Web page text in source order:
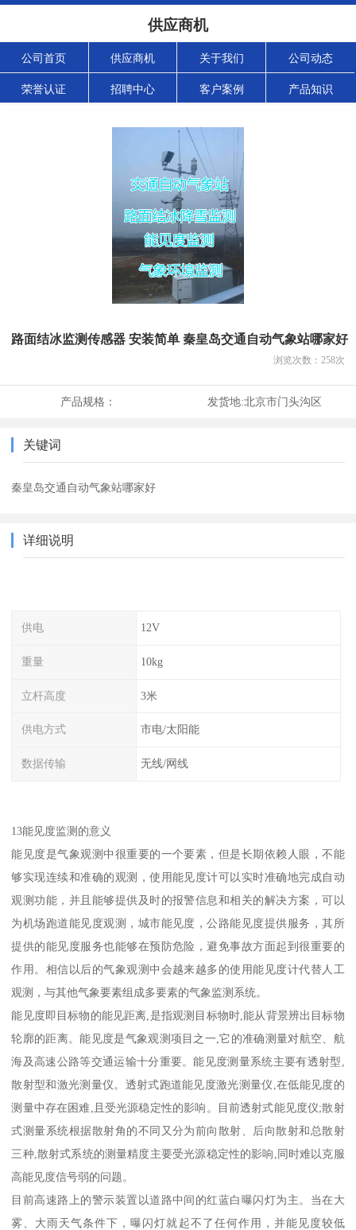
供应商机
公司首页 供应商机 关于我们 公司动态
荣誉认证 招聘中心 客户案例 产品知识
路面结冰监测传感器 安装简单 秦皇岛交通自动气象站哪家好
浏览次数： 258次
产品规格： 发货地:北京市门头沟区
关键词
秦皇岛交通自动气象站哪家好
详细说明
供电 12V
重量 10kg
立杆高度 3米
供电方式 市电/太阳能
数据传输 无线/网线
13能见度监测的意义
能见度是气象观测中很重要的一个要素，但是长期依赖人眼，不能
够实现连续和准确的观测，使用能见度计可以实时准确地完成自动
观测功能，并且能够提供及时的报警信息和相关的解决方案，可以
为机场跑道能见度观测，城市能见度，公路能见度提供服务，其所
提供的能见度服务也能够在预防危险，避免事故方面起到很重要的
作用。相信以后的气象观测中会越来越多的使用能见度计代替人工
观测，与其他气象要素组成多要素的气象监测系统。
能见度即目标物的能见距离,是指观测目标物时,能从背景辨出目标物
轮廓的距离。能见度是气象观测项目之一,它的准确测量对航空、航
海及高速公路等交通运输十分重要。能见度测量系统主要有透射型,
散射型和激光测量仪。透射式跑道能见度激光测量仪,在低能见度的
测量中存在困难,且受光源稳定性的影响。目前透射式能见度仪;散射
式测量系统根据散射角的不同又分为前向散射、后向散射和总散射
三种,散射式系统的测量精度主要受光源稳定性的影响,同时难以克服
高能见度信号弱的问题。
目前高速路上的警示装置以道路中间的红蓝白曝闪灯为主。当在大
雾、大雨天气条件下，曝闪灯就起不了任何作用，并能见度较低